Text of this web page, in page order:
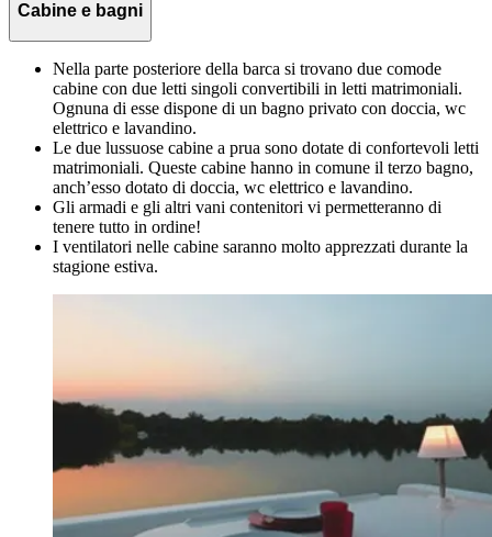
Cabine e bagni
Nella parte posteriore della barca si trovano due comode
cabine con due letti singoli convertibili in letti matrimoniali.
Ognuna di esse dispone di un bagno privato con doccia, wc
elettrico e lavandino.
Le due lussuose cabine a prua sono dotate di confortevoli letti
matrimoniali. Queste cabine hanno in comune il terzo bagno,
anch’esso dotato di doccia, wc elettrico e lavandino.
Gli armadi e gli altri vani contenitori vi permetteranno di
tenere tutto in ordine!
I ventilatori nelle cabine saranno molto apprezzati durante la
stagione estiva.